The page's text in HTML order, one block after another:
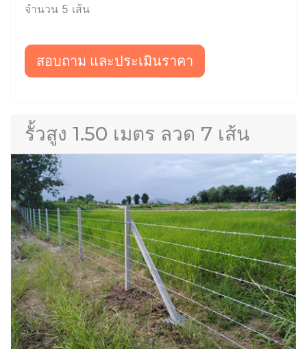
จำนวน 5 เส้น
สอบถาม และประเมินราคา
รั้วสูง 1.50 เมตร ลวด 7 เส้น